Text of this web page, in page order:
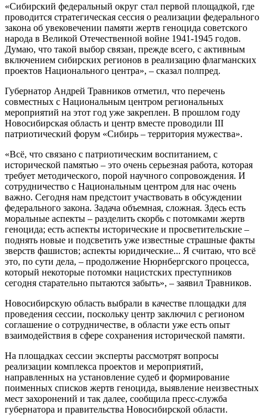
«Сибирский федеральный округ стал первой площадкой, где
проводится стратегическая сессия о реализации федерального
закона об увековечении памяти жертв геноцида советского
народа в Великой Отечественной войне 1941-1945 годов.
Думаю, что такой выбор связан, прежде всего, с активным
включением сибирских регионов в реализацию флагманских
проектов Национального центра», – сказал полпред.
Губернатор Андрей Травников отметил, что перечень
совместных с Национальным центром региональных
мероприятий на этот год уже закреплен. В прошлом году
Новосибирская область и центр вместе проводили III
патриотический форум «Сибирь – территория мужества».
«Всё, что связано с патриотическим воспитанием, с
исторической памятью – это очень серьезная работа, которая
требует методического, порой научного сопровождения. И
сотрудничество с Национальным центром для нас очень
важно. Сегодня нам предстоит участвовать в обсуждении
федерального закона. Задача объемная, сложная. Здесь есть
моральные аспекты – разделить скорбь с потомками жертв
геноцида; есть аспекты исторические и просветительские –
поднять новые и подсветить уже известные страшные факты
зверств фашистов; аспекты юридические... Я считаю, что всё
это, по сути дела, – продолжение Нюрнбергского процесса,
который некоторые потомки нацистских преступников
сегодня старательно пытаются забыть», – заявил Травников.
Новосибирскую область выбрали в качестве площадки для
проведения сессии, поскольку центр заключил с регионом
соглашение о сотрудничестве, в области уже есть опыт
взаимодействия в сфере сохранения исторической памяти.
На площадках сессии эксперты рассмотрят вопросы
реализации комплекса проектов и мероприятий,
направленных на установление судеб и формирование
поименных списков жертв геноцида, выявление неизвестных
мест захоронений и так далее, сообщила пресс-служба
губернатора и правительства Новосибирской области.